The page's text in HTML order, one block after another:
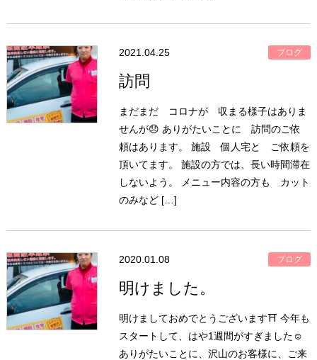
2021.04.25 ブログ
訪問
まだまだ コロナが 収まる様子はありま
せんが😞 ありがたいことに 訪問のご依
頼はあります。 施設 個人宅と ご依頼を
頂いてます。 施設の方では、長い時間滞在
しないよう。 メニュー内容の方も カット
のみなど […]
2020.01.08 ブログ
明けました。
明けましておめでとうございます⛩ 今年も
スタートして、はや1週間がすぎました☺️
ありがたいことに、沢山のお客様に、ご来